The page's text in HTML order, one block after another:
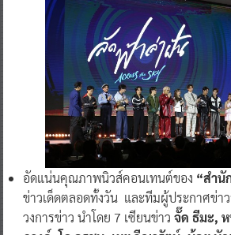
อัดแน่นคุณภาพนิวส์คอนเทนต์ของ “สำนั
ข่าวเด็ดตลอดทั้งวัน และทีมผู้ประกาศข่า
วงการข่าว นำโดย 7 เซียนข่าว จั๊ด ธีมะ,